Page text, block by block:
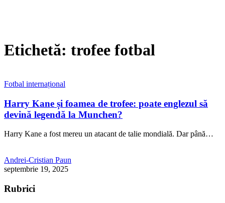
Etichetă: trofee fotbal
Fotbal internațional
Harry Kane și foamea de trofee: poate englezul să
devină legendă la Munchen?
Harry Kane a fost mereu un atacant de talie mondială. Dar până…
Andrei-Cristian Paun
septembrie 19, 2025
Rubrici